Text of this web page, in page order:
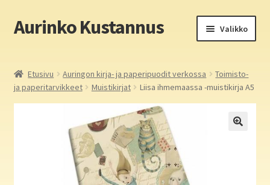
Siirry
navigointiin
Siirry
sisältöön
Aurinko Kustannus Valikko
Yritys
Etusivu Auringon kirja- ja paperipuodit verkossa
Toimisto-
ja paperitarvikkeet
Muistikirjat Liisa ihmemaassa -muistikirja A5